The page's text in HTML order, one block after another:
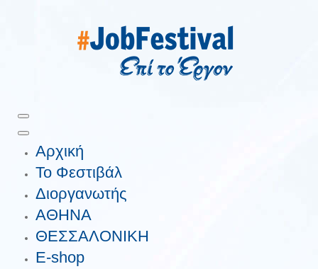
Αρχική
Το Φεστιβάλ
Διοργανωτής
ΑΘΗΝΑ
ΘΕΣΣΑΛΟΝΙΚΗ
E-shop